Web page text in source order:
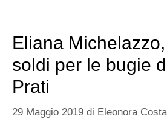
Eliana
soldi per le bugie
Prati
29 Maggio 2019 di Eleonora Costa